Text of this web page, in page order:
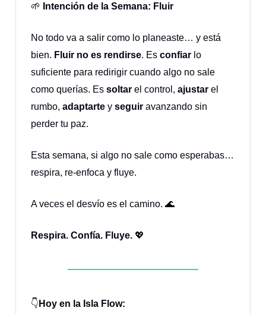
🌱 Intención de la Semana: Fluir
No todo va a salir como lo planeaste… y está
bien. Fluir no es rendirse. Es confiar lo
suficiente para redirigir cuando algo no sale
como querías. Es soltar el control, ajustar el
rumbo, adaptarte y seguir avanzando sin
perder tu paz.
Esta semana, si algo no sale como esperabas…
respira, re-enfoca y fluye.
A veces el desvío es el camino. 🌊
Respira. Confía. Fluye. 💖
👇 Hoy en la Isla Flow: